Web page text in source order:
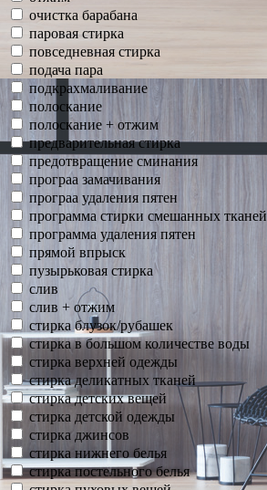
очистка барабана
паровая стирка
повседневная стирка
подача пара
подкрахмаливание
полоскание
полоскание + отжим
предварительная стирка
предотвращение сминания
програа замачивания
програа удаления пятен
программа стирки смешанных тканей
программа удаления пятен
прямой впрыск
пузырьковая стирка
слив
слив + отжим
стирка блузок/рубашек
стирка в большом количестве воды
стирка верхней одежды
стирка деликатных тканей
стирка детских вещей
стирка детской одежды
стирка джинсов
стирка нижнего белья
стирка постельного белья